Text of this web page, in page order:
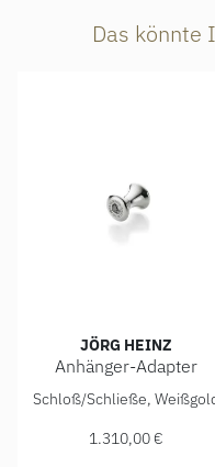
Das könnte
JÖRG HEINZ
Anhänger-Adapter
Jörg Heinz Anhänger-
Schloß/Schließe,
1.310,00 €